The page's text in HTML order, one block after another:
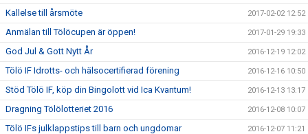
Kallelse till årsmöte 2017-02-02 12:52
Anmälan till Tölöcupen är öppen! 2017-01-29 19:33
God Jul & Gott Nytt År 2016-12-19 12:02
Tölö IF Idrotts- och hälsocertifierad förening 2016-12-16 10:50
Stöd Tölö IF, köp din Bingolott vid Ica Kvantum! 2016-12-13 13:17
Dragning Tölölotteriet 2016 2016-12-08 10:07
Tölö IFs julklappstips till barn och ungdomar 2016-12-07 11:21